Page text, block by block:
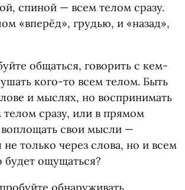
спиной — всем телом сразу.
«вперёд», грудью, и «назад»,
общаться, говорить с кем-
кого-то всем телом. Быть
и мыслях, но воспринимать
телом сразу, или в прямом
свои мысли —
не только через слова, но и всем
будет ощущаться?